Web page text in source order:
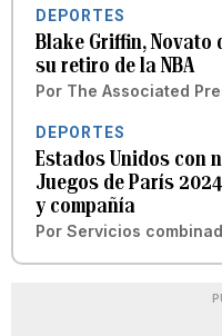
DEPORTES
Blake Griffin, Novato
su retiro de la NBA
Por The Associated
DEPORTES
Estados Unidos con
Juegos de París
y compañía
Por Servicios